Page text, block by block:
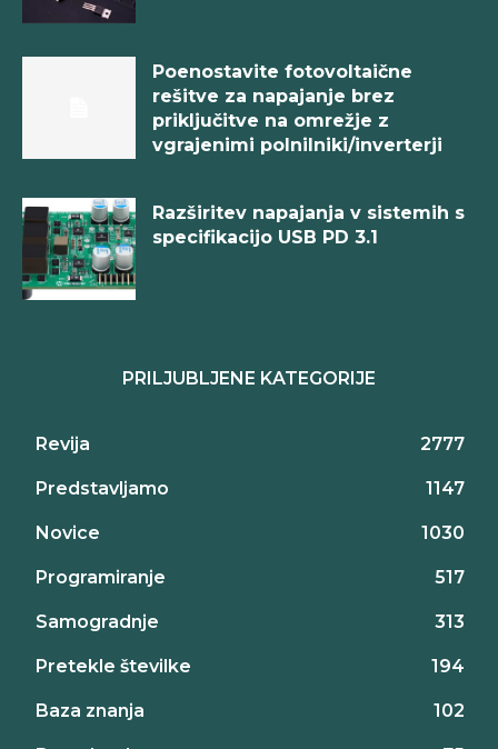
Poenostavite fotovoltaične
rešitve za napajanje brez
priključitve na omrežje z
vgrajenimi polnilniki/inverterji
Razširitev napajanja v sistemih s
specifikacijo USB PD 3.1
PRILJUBLJENE KATEGORIJE
Revija 2777
Predstavljamo 1147
Novice 1030
Programiranje 517
Samogradnje 313
Pretekle številke 194
Baza znanja 102